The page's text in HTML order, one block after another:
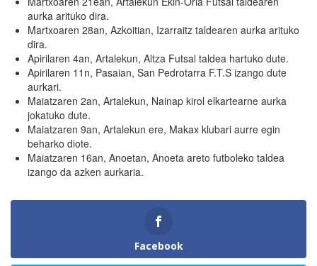
aurka arituko dira.
Martxoaren 28an, Azkoitian, Izarraitz taldearen aurka arituko
dira.
Apirilaren 4an, Artalekun, Altza Futsal taldea hartuko dute.
Apirilaren 11n, Pasaian, San Pedrotarra F.T.S izango dute
aurkari.
Maiatzaren 2an, Artalekun, Nainap kirol elkartearne aurka
jokatuko dute.
Maiatzaren 9an, Artalekun ere, Makax klubari aurre egin
beharko diote.
Maiatzaren 16an, Anoetan, Anoeta areto futboleko taldea
izango da azken aurkaria.
Facebook